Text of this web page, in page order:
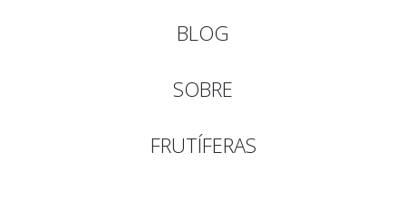
BLOG
SOBRE
FRUTÍFERAS